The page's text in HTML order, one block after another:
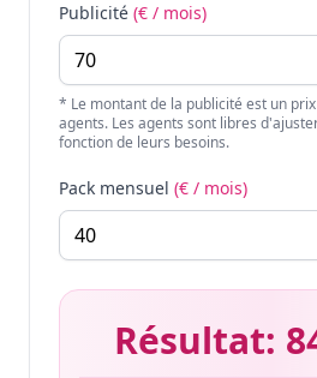
Publicité (€ / mois)
* Le montant de la publicité est un
agents. Les agents sont libres
fonction de leurs besoins.
Pack mensuel (€ / mois)
Résultat: